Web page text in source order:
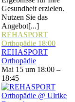
Gesundheit erzielen.
Nutzen Sie das
Angebot[...]
REHASPORT
Orthopädie 18:00
REHASPORT
Orthopädie
Mai 15 um 18:00 –
18:45